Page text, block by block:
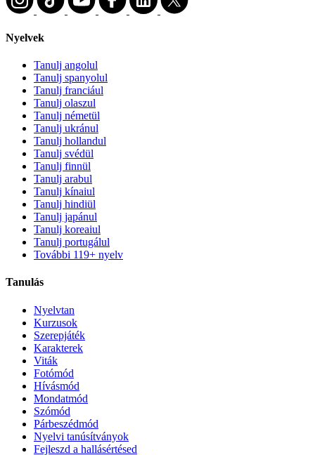
Nyelvek
Tanulj angolul
Tanulj spanyolul
Tanulj franciául
Tanulj olaszul
Tanulj németül
Tanulj ukránul
Tanulj hollandul
Tanulj svédül
Tanulj finnül
Tanulj arabul
Tanulj kínaiul
Tanulj hindiül
Tanulj japánul
Tanulj koreaiul
Tanulj portugálul
További 119+ nyelv
Tanulás
Nyelvtan
Kurzusok
Szerepjáték
Karakterek
Viták
Fotómód
Hívásmód
Mondatmód
Szómód
Párbeszédmód
Nyelvi tanúsítványok
Fejleszd a hallásértésed